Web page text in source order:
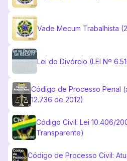
Vade Mecum Trabalhista
Lei do Divórcio (LEI Nº
Código de Processo Penal
12.736 de 2012)
Código Civil: Lei 10.406/
Transparente)
Código de Processo Civil: